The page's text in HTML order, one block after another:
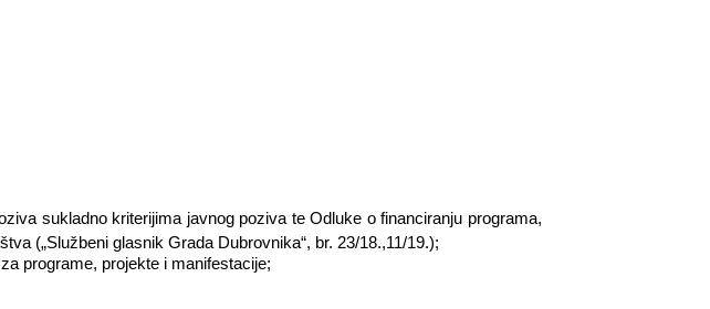
sukladno kriterijima javnog poziva te Odluke o financiranju programa,
(„Službeni glasnik Grada Dubrovnika“, br. 23/18.,11/19.);
programe, projekte i manifestacije;